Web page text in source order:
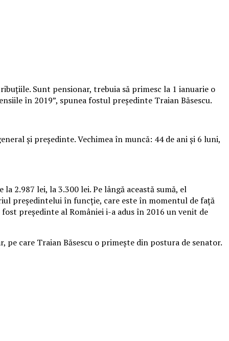
Sunt pensionar, trebuia să primesc la 1 ianuarie o
în 2019”, spunea fostul preşedinte Traian Băsescu.
şi preşedinte.Vechimea în muncă: 44 de ani şi 6 luni,
2.987 lei, la 3.300 lei. Pe lângă această sumă, el
preşedintelui în funcţie, care este în momentul de faţă
preşedinte al României i-a adus în 2016 un venit de
pe care Traian Băsescu o primeşte din postura de senator.